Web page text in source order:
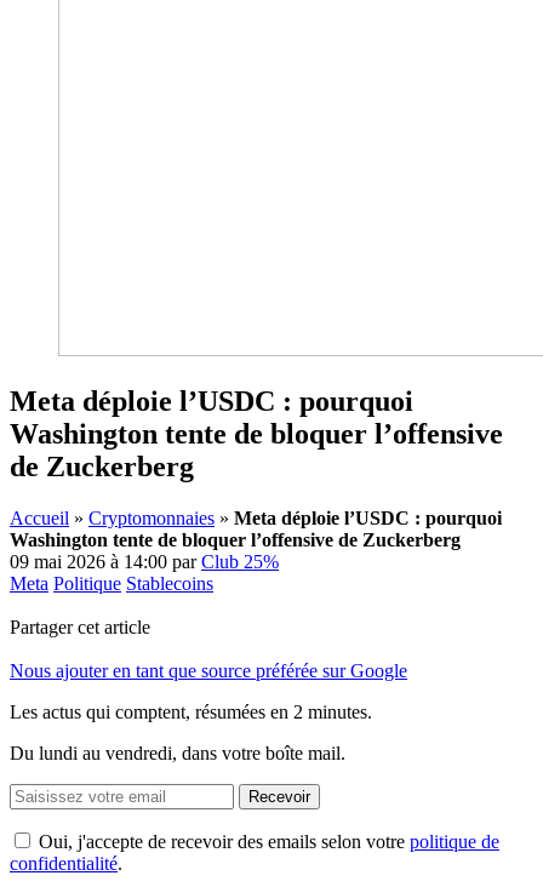
Meta déploie l’USDC : pourquoi
Washington tente de bloquer l’offensive
de Zuckerberg
Accueil » Cryptomonnaies » Meta déploie l’USDC : pourquoi
Washington tente de bloquer l’offensive de Zuckerberg
09 mai 2026 à 14:00 parClub 25%
Meta Politique Stablecoins
Partager cet article
Nous ajouter en tant que source préférée sur Google
Les actus qui comptent, résumées en 2 minutes.
Du lundi au vendredi, dans votre boîte mail.
Recevoir
Oui, j'accepte de recevoir des emails selon votre politique de
confidentialité.